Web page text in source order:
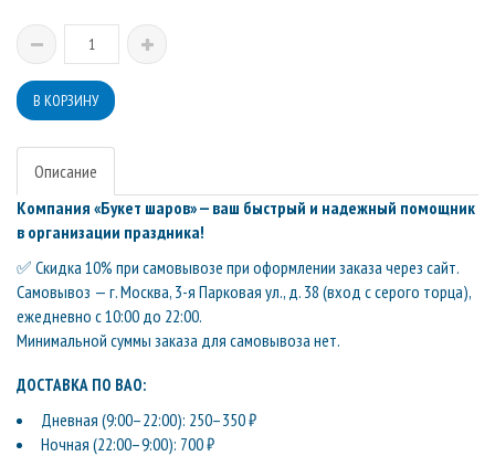
Описание
Компания «Букет шаров» — ваш быстрый и надежный помощник
в организации праздника!
✅ Скидка 10% при самовывозе при оформлении заказа через сайт.
Самовывоз — г. Москва, 3-я Парковая ул., д. 38 (вход с серого торца),
ежедневно с 10:00 до 22:00.
Минимальной суммы заказа для самовывоза нет.
ДОСТАВКА ПО ВАО:
Дневная (9:00–22:00): 250–350 ₽
Ночная (22:00–9:00): 700 ₽